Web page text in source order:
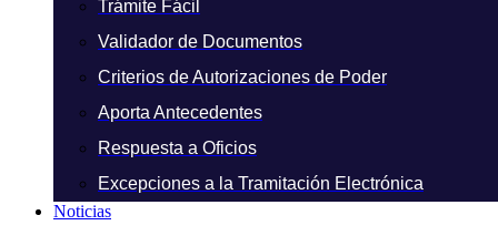
Trámite Fácil
Validador de Documentos
Criterios de Autorizaciones de Poder
Aporta Antecedentes
Respuesta a Oficios
Excepciones a la Tramitación Electrónica
Noticias